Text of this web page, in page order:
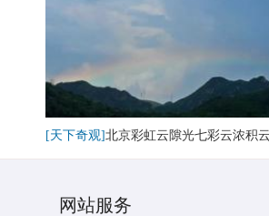
[天下奇观]北京彩虹云隙光七彩云浓积
网站服务